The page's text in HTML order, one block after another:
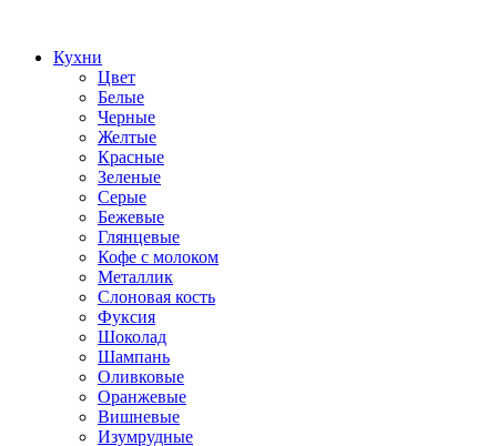
Кухни
Цвет
Белые
Черные
Желтые
Красные
Зеленые
Серые
Бежевые
Глянцевые
Кофе с молоком
Металлик
Слоновая кость
Фуксия
Шоколад
Шампань
Оливковые
Оранжевые
Вишневые
Изумрудные